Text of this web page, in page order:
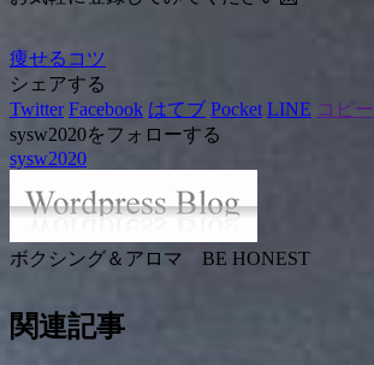
痩せるコツ
シェアする
Twitter Facebook はてブ Pocket LINE コピー
sysw2020をフォローする
sysw2020
ボクシング＆アロマ BE HONEST
関連記事